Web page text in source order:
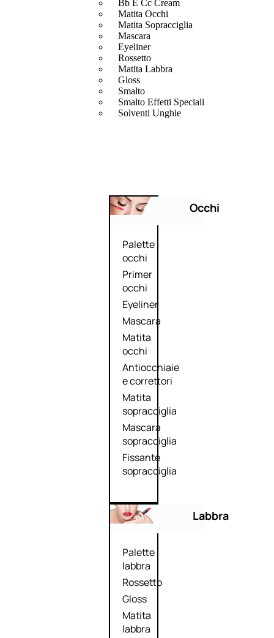
Bb E Cc Cream
Matita Occhi
Matita Sopracciglia
Mascara
Eyeliner
Rossetto
Matita Labbra
Gloss
Smalto
Smalto Effetti Speciali
Solventi Unghie
Occhi
Palette
occhi
Primer
occhi
Eyeliner
Mascara
Matita
occhi
Antiocchiaie
e correttori
Matita
sopracciglia
Mascara
sopracciglia
Fissante
sopracciglia
Labbra
Palette
labbra
Rossetto
Gloss
Matita
labbra